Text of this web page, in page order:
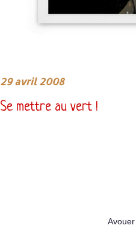
29 avril 2008
Se mettre au vert !